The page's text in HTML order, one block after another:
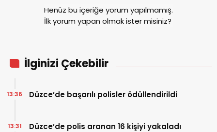
Henüz bu içeriğe yorum yapılmamış.
İlk yorum yapan olmak ister misiniz?
İlginizi Çekebilir
Düzce’de başarılı polisler ödüllendirildi
13:36
Düzce’de polis aranan 16 kişiyi yakaladı
13:31